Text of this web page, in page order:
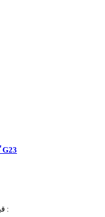
گاز صفحه ای اخوان مدل G23
قیمت در اخوان شاپینگ :